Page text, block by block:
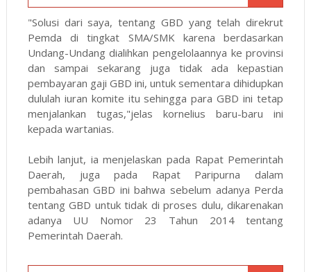
"Solusi dari saya, tentang GBD yang telah direkrut
Pemda di tingkat SMA/SMK karena berdasarkan
Undang-Undang dialihkan pengelolaannya ke provinsi
dan sampai sekarang juga tidak ada kepastian
pembayaran gaji GBD ini, untuk sementara dihidupkan
dululah iuran komite itu sehingga para GBD ini tetap
menjalankan tugas,"jelas kornelius baru-baru ini
kepada wartanias.
Lebih lanjut, ia menjelaskan pada Rapat Pemerintah
Daerah, juga pada Rapat Paripurna dalam
pembahasan GBD ini bahwa sebelum adanya Perda
tentang GBD untuk tidak di proses dulu, dikarenakan
adanya UU Nomor 23 Tahun 2014 tentang
Pemerintah Daerah.